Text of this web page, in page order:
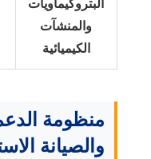
والمنشآت
الكيميائية
منظومة
والصيانة